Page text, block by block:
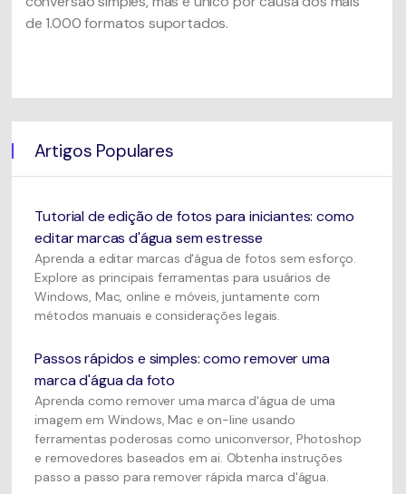
de 1.000 formatos suportados.
Artigos Populares
Tutorial de edição de fotos para iniciantes: como
editar marcas d'água sem estresse
Aprenda a editar marcas d'água de fotos sem esforço.
Explore as principais ferramentas para usuários de
Windows, Mac, online e móveis, juntamente com
métodos manuais e considerações legais.
Passos rápidos e simples: como remover uma
marca d'água da foto
Aprenda como remover uma marca d'água de uma
imagem em Windows, Mac e on-line usando
ferramentas poderosas como uniconversor, Photoshop
e removedores baseados em ai. Obtenha instruções
passo a passo para remover rápida marca d'água.